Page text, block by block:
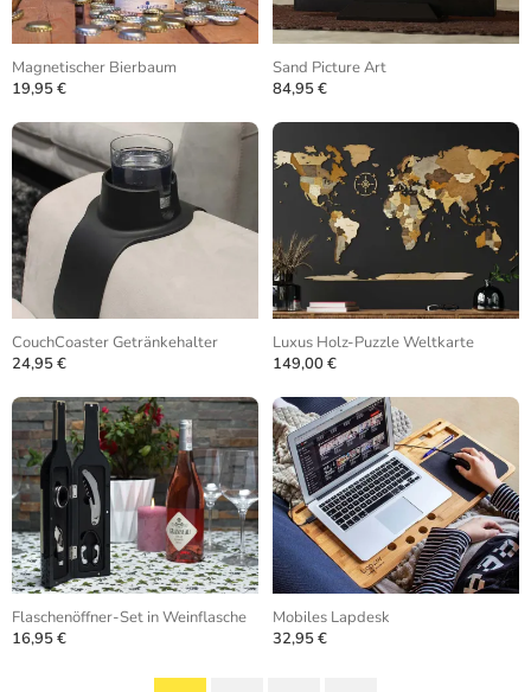
Magnetischer Bierbaum
19,95 €
Sand Picture Art
84,95 €
CouchCoaster Getränkehalter
24,95 €
Luxus Holz-Puzzle Weltkarte
149,00 €
Flaschenöffner-Set in Weinflasche
16,95 €
Mobiles Lapdesk
32,95 €